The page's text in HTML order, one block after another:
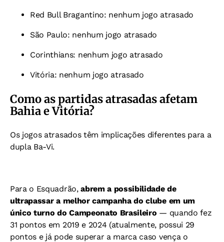
Red Bull Bragantino: nenhum jogo atrasado
São Paulo: nenhum jogo atrasado
Corinthians: nenhum jogo atrasado
Vitória: nenhum jogo atrasado
Como as partidas atrasadas afetam
Bahia e Vitória?
Os jogos atrasados têm implicações diferentes para a
dupla Ba-Vi.
Para o Esquadrão,abrem a possibilidade de
ultrapassar a melhor campanha do clube em um
único turno do Campeonato Brasileiro — quando fez
31 pontos em 2019 e 2024 (atualmente, possui 29
pontos e já pode superar a marca caso vença o